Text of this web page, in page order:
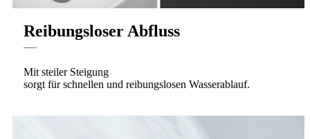
Reibungsloser Abfluss
Mit steiler Steigung
sorgt für schnellen und reibungslosen Wasserablauf.